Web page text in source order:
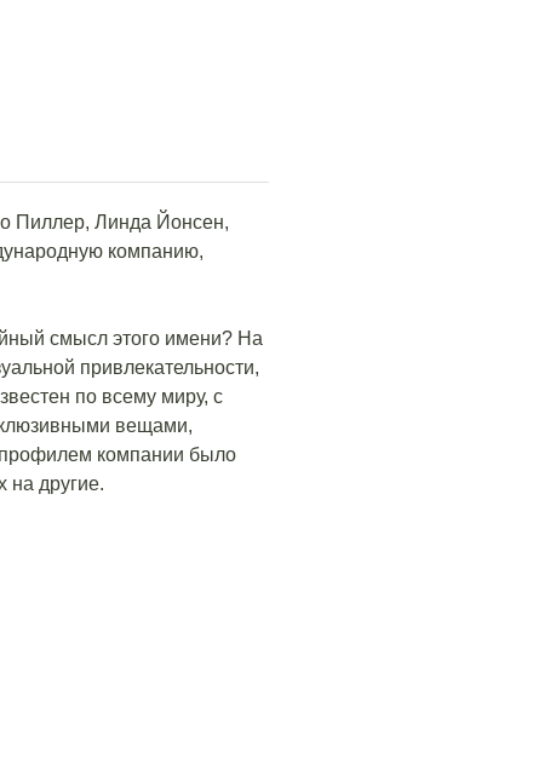
Пиллер, Линда Йонсен,
компанию,
смысл этого имени? На
привлекательности,
по всему миру, с
вещами,
профилем компании было
на другие.